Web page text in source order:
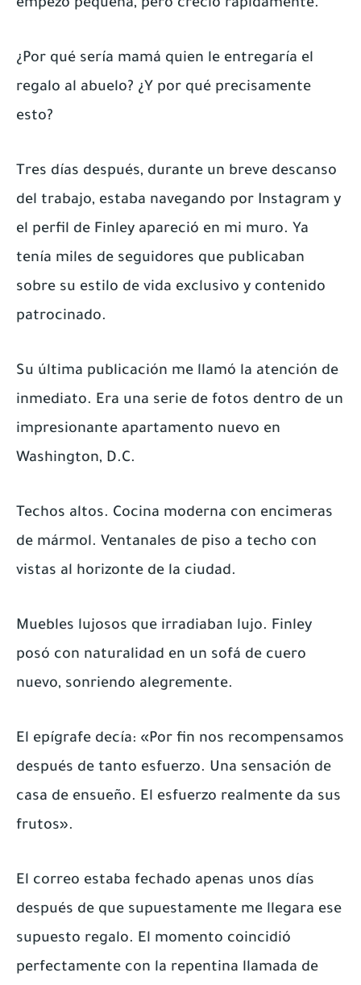
empezó pequeña, pero creció rápidamente.
¿Por qué sería mamá quien le entregaría el
regalo al abuelo? ¿Y por qué precisamente
esto?
Tres días después, durante un breve descanso
del trabajo, estaba navegando por Instagram y
el perfil de Finley apareció en mi muro. Ya
tenía miles de seguidores que publicaban
sobre su estilo de vida exclusivo y contenido
patrocinado.
Su última publicación me llamó la atención de
inmediato. Era una serie de fotos dentro de un
impresionante apartamento nuevo en
Washington, D.C.
Techos altos. Cocina moderna con encimeras
de mármol. Ventanales de piso a techo con
vistas al horizonte de la ciudad.
Muebles lujosos que irradiaban lujo. Finley
posó con naturalidad en un sofá de cuero
nuevo, sonriendo alegremente.
El epígrafe decía: «Por fin nos recompensamos
después de tanto esfuerzo. Una sensación de
casa de ensueño. El esfuerzo realmente da sus
frutos».
El correo estaba fechado apenas unos días
después de que supuestamente me llegara ese
supuesto regalo. El momento coincidió
perfectamente con la repentina llamada de